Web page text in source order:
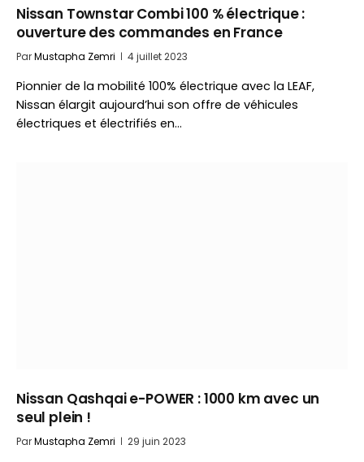
Nissan Townstar Combi 100 % électrique :
ouverture des commandes en France
ParMustapha Zemri 4 juillet 2023
Pionnier de la mobilité 100% électrique avec la LEAF,
Nissan élargit aujourd’hui son offre de véhicules
électriques et électrifiés en…
Nissan Qashqai e-POWER : 1000 km avec un
seul plein !
ParMustapha Zemri 29 juin 2023